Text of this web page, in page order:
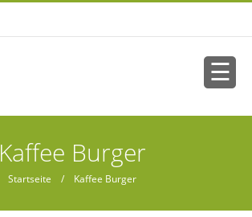
Kaffee Burger
Startseite / Kaffee Burger